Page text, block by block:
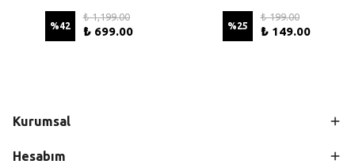
%42
₺ 1,199.00
₺ 699.00 %25
₺ 199.00
₺ 149.00
Kurumsal
Hesabım